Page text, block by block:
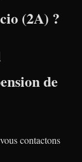
(2A) ?
de
contactons